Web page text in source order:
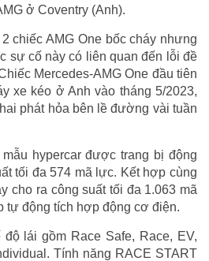
ở Coventry (Anh).
chiếc AMG One bốc cháy nhưng
sự cố này có liên quan đến lỗi đề
Mercedes-AMG One đầu tiên
xe kéo ở Anh vào tháng 5/2023,
phát hỏa bên lề đường vài tuần
mẫu hypercar được trang bị động
tối đa 574 mã lực. Kết hợp cùng
cho ra công suất tối đa 1.063 mã
tự động tích hợp động cơ điện.
độ lái gồm Race Safe, Race, EV,
Tính năng RACE START